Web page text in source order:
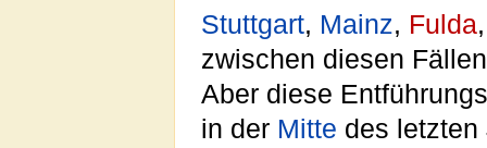
Stuttgart, Mainz, Fulda
zwischen diesen
Aber diese
in der Mitte des letzten